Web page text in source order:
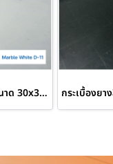
กระเบื้องยางสีขาว ขนาด 30x30 ซม. Marble White D-11